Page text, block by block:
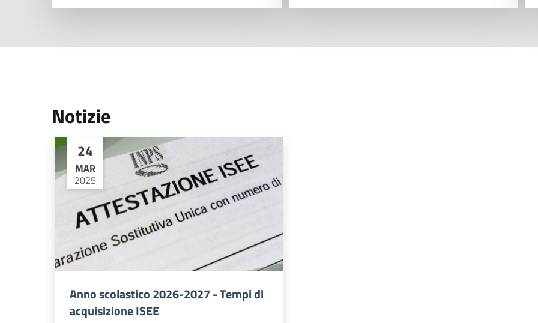
Notizie
24
MAR
2025
Anno scolastico 2026-2027 - Tempi di
acquisizione ISEE